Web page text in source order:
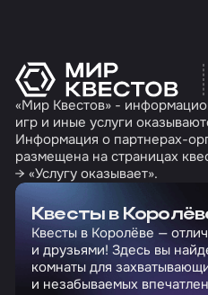
«Мир Квестов» -
игр и иные услуги
Информация о партнерах-
размещена на страницах
→ «Услугу оказывает».
Квесты в
Квесты в Королёве —
и друзьями! Здесь вы
комнаты для
и незабываемых